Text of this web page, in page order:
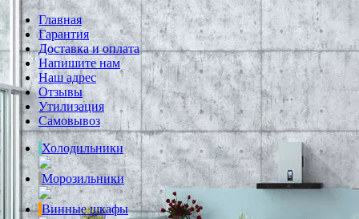
Главная
Гарантия
Доставка и оплата
Напишите нам
Наш адрес
Отзывы
Утилизация
Самовывоз
Холодильники
Морозильники
Винные шкафы